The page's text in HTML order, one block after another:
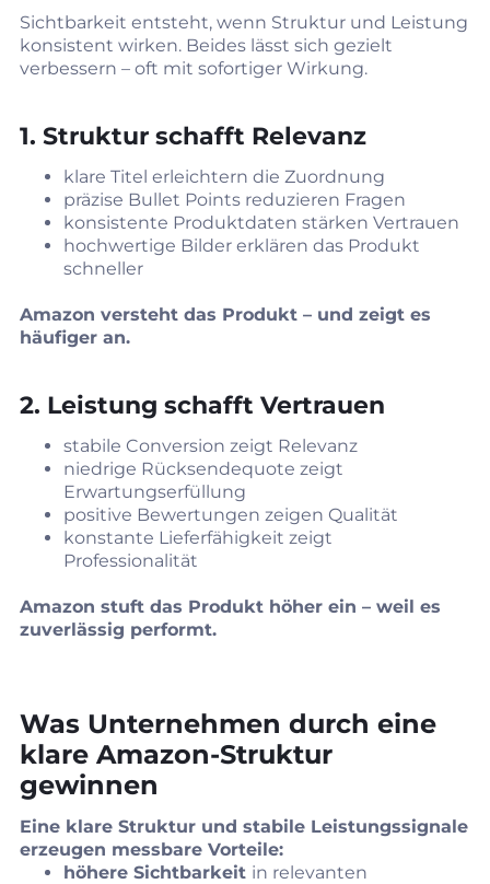
Sichtbarkeit entsteht, wenn Struktur und Leistung
konsistent wirken. Beides lässt sich gezielt
verbessern – oft mit sofortiger Wirkung.
1. Struktur schafft Relevanz
klare Titel erleichtern die Zuordnung
präzise Bullet Points reduzieren Fragen
konsistente Produktdaten stärken Vertrauen
hochwertige Bilder erklären das Produkt
schneller
Amazon versteht das Produkt – und zeigt es
häufiger an.
2. Leistung schafft Vertrauen
stabile Conversion zeigt Relevanz
niedrige Rücksendequote zeigt
Erwartungserfüllung
positive Bewertungen zeigen Qualität
konstante Lieferfähigkeit zeigt
Professionalität
Amazon stuft das Produkt höher ein – weil es
zuverlässig performt.
Was Unternehmen durch eine
klare Amazon‑Struktur
gewinnen
Eine klare Struktur und stabile Leistungssignale
erzeugen messbare Vorteile:
höhere Sichtbarkeit in relevanten